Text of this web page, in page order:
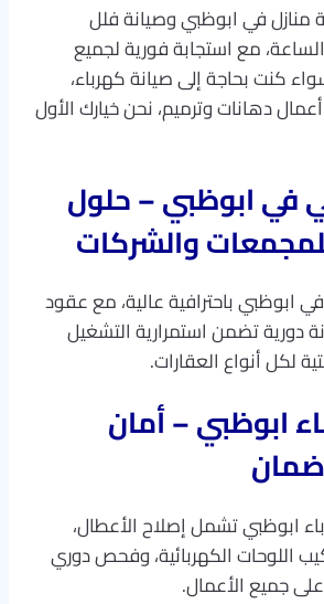
منازل في ابوظبي وصيانة فلل
مع استجابة فورية لجميع
كنت بحاجة إلى صيانة كهرباء،
دهانات وترميم، نحن خيارك الأول
في ابوظبي – حلول
والشركات
ابوظبي باحترافية عالية، مع عقود
دورية تضمن استمرارية التشغيل
لكل أنواع العقارات.
ابوظبي – أمان
ابوظبي تشمل إصلاح الأعطال،
اللوحات الكهربائية، وفحص دوري
جميع الأعمال.